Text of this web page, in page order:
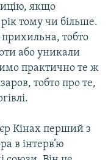
якщо
тому чи більше.
тобто
або уникали
практично те ж
тобто про те,
Кінах перший з
в інтерв’ю